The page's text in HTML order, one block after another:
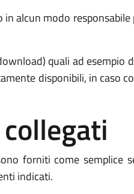
alcun modo
quali ad
disponibili, in caso
forniti come semplice
indicati.